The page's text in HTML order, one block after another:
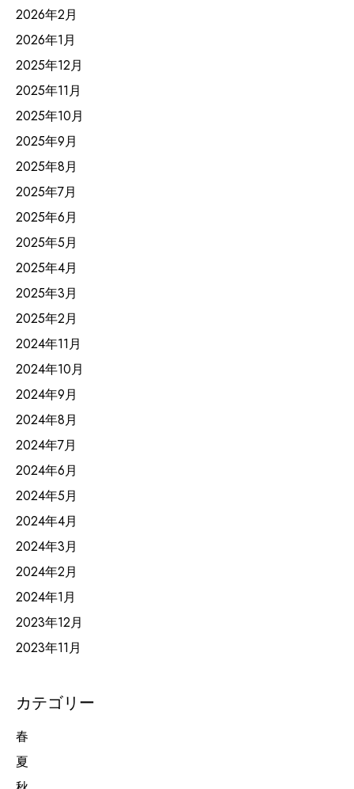
2026年2月
2026年1月
2025年12月
2025年11月
2025年10月
2025年9月
2025年8月
2025年7月
2025年6月
2025年5月
2025年4月
2025年3月
2025年2月
2024年11月
2024年10月
2024年9月
2024年8月
2024年7月
2024年6月
2024年5月
2024年4月
2024年3月
2024年2月
2024年1月
2023年12月
2023年11月
カテゴリー
春
夏